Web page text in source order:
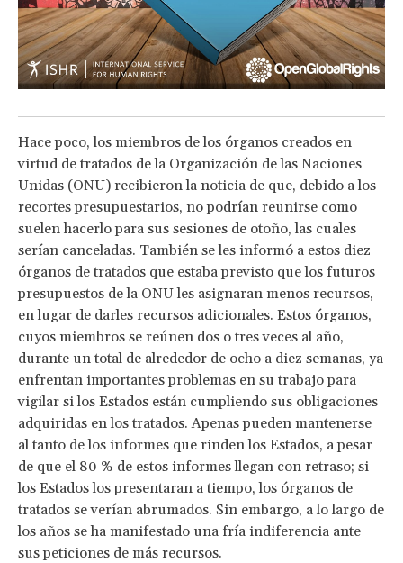
Hace poco, los miembros de los órganos creados en
virtud de tratados de la Organización de las Naciones
Unidas (ONU) recibieron la noticia de que, debido a los
recortes presupuestarios, no podrían reunirse como
suelen hacerlo para sus sesiones de otoño, las cuales
serían canceladas. También se les informó a estos diez
órganos de tratados que estaba previsto que los futuros
presupuestos de la ONU les asignaran menos recursos,
en lugar de darles recursos adicionales. Estos órganos,
cuyos miembros se reúnen dos o tres veces al año,
durante un total de alrededor de ocho a diez semanas, ya
enfrentan importantes problemas en su trabajo para
vigilar si los Estados están cumpliendo sus obligaciones
adquiridas en los tratados. Apenas pueden mantenerse
al tanto de los informes que rinden los Estados, a pesar
de que el 80 % de estos informes llegan con retraso; si
los Estados los presentaran a tiempo, los órganos de
tratados se verían abrumados. Sin embargo, a lo largo de
los años se ha manifestado una fría indiferencia ante
sus peticiones de más recursos.